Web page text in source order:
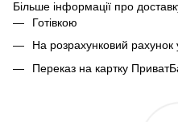
Більше інформації про
Готівкою
На розрахунковий рахунок
Переказ на картку